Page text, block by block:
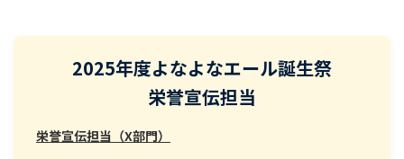
2025年度よなよなエール誕生祭
栄誉宣伝担当
栄誉宣伝担当（X部門）